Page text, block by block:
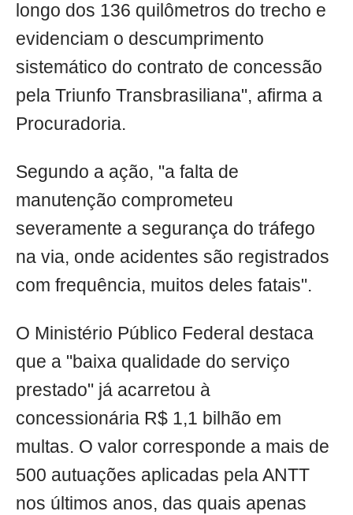
longo dos 136 quilômetros do trecho e
evidenciam o descumprimento
sistemático do contrato de concessão
pela Triunfo Transbrasiliana", afirma a
Procuradoria.
Segundo a ação, "a falta de
manutenção comprometeu
severamente a segurança do tráfego
na via, onde acidentes são registrados
com frequência, muitos deles fatais".
O Ministério Público Federal destaca
que a "baixa qualidade do serviço
prestado" já acarretou à
concessionária R$ 1,1 bilhão em
multas. O valor corresponde a mais de
500 autuações aplicadas pela ANTT
nos últimos anos, das quais apenas